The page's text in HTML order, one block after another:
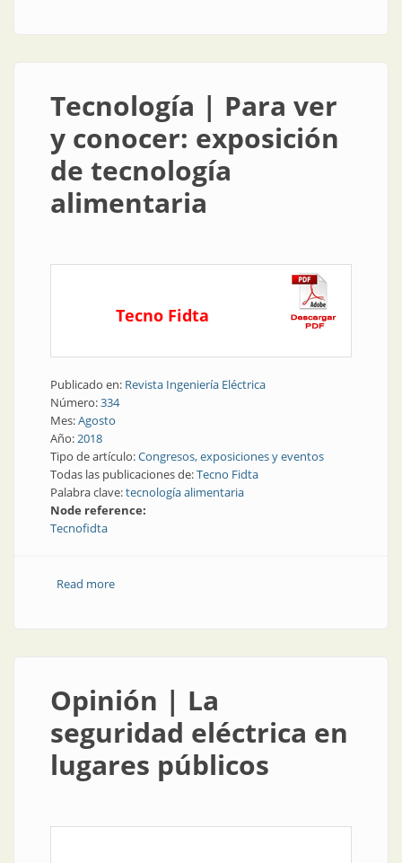
Tecnología | Para ver
y conocer: exposición
de tecnología
alimentaria
Tecno Fidta
Publicado en: Revista Ingeniería Eléctrica
Número:334
Mes:Agosto
Año:2018
Tipo de artículo:Congresos, exposiciones y eventos
Todas las publicaciones de:Tecno Fidta
Palabra clave:tecnología alimentaria
Node reference:
Tecnofidta
Read moreabout Tecnología | Para ver y conocer: exposición de
Opinión | La
seguridad eléctrica en
lugares públicos